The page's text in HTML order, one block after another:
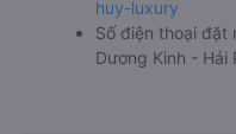
huy-luxury
Số điện thoại đặt
Dương Kinh - Hải